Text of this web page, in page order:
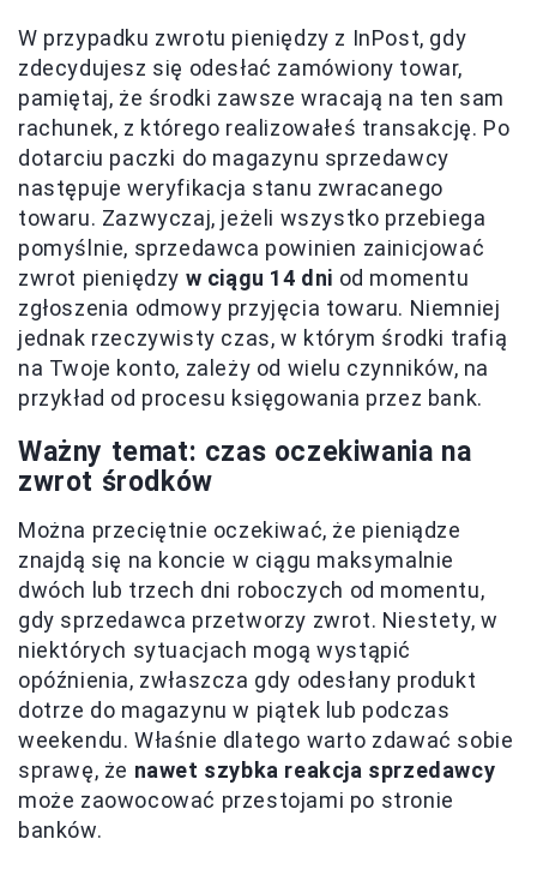
W przypadku zwrotu pieniędzy z InPost, gdy
zdecydujesz się odesłać zamówiony towar,
pamiętaj, że środki zawsze wracają na ten sam
rachunek, z którego realizowałeś transakcję. Po
dotarciu paczki do magazynu sprzedawcy
następuje weryfikacja stanu zwracanego
towaru. Zazwyczaj, jeżeli wszystko przebiega
pomyślnie, sprzedawca powinien zainicjować
zwrot pieniędzy w ciągu 14 dni od momentu
zgłoszenia odmowy przyjęcia towaru. Niemniej
jednak rzeczywisty czas, w którym środki trafią
na Twoje konto, zależy od wielu czynników, na
przykład od procesu księgowania przez bank.
Ważny temat: czas oczekiwania na
zwrot środków
Można przeciętnie oczekiwać, że pieniądze
znajdą się na koncie w ciągu maksymalnie
dwóch lub trzech dni roboczych od momentu,
gdy sprzedawca przetworzy zwrot. Niestety, w
niektórych sytuacjach mogą wystąpić
opóźnienia, zwłaszcza gdy odesłany produkt
dotrze do magazynu w piątek lub podczas
weekendu. Właśnie dlatego warto zdawać sobie
sprawę, że nawet szybka reakcja sprzedawcy
może zaowocować przestojami po stronie
banków.